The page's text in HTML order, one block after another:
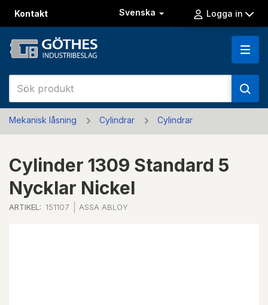
Kontakt Svenska Logga in
Mekanisk låsning Cylindrar Cylindrar
Cylinder 1309 Standard 5
Nycklar Nickel
ARTIKEL: 151107 ASSA ABLOY